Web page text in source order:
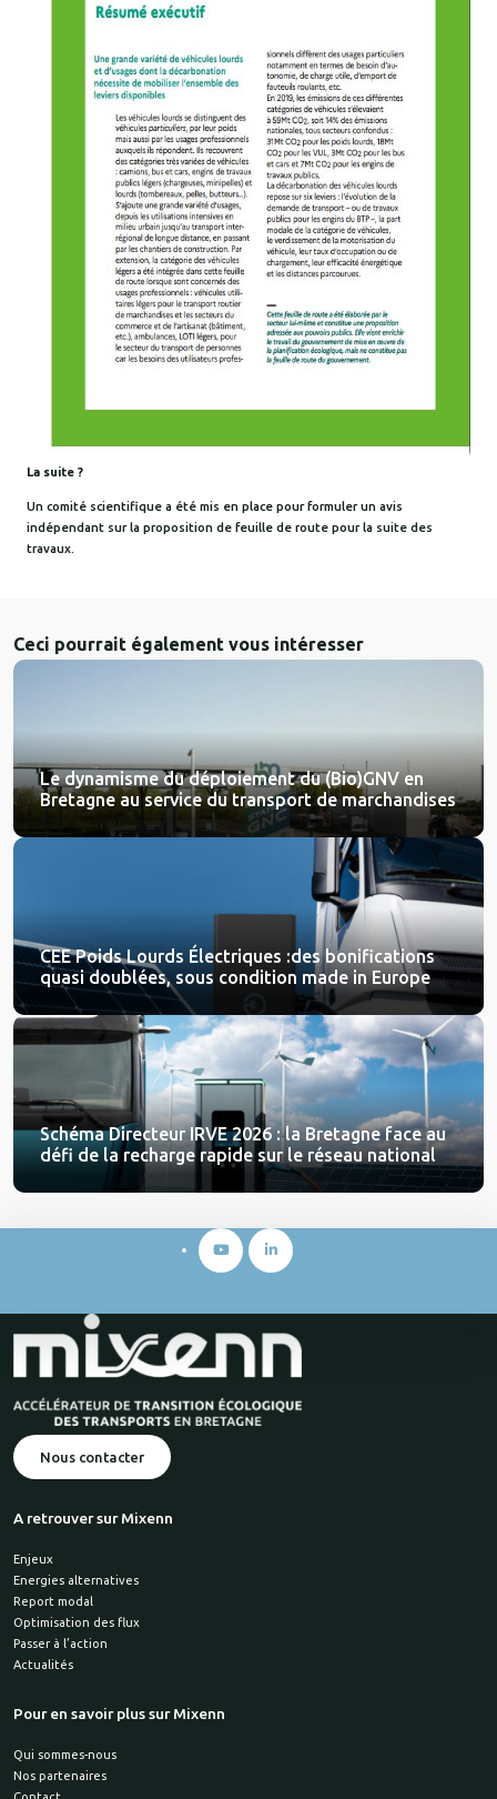
La suite ?
Un comité scientifique a été mis en place pour formuler un avis
indépendant sur la proposition de feuille de route pour la suite des
travaux.
Ceci pourrait également vous intéresser
Le dynamisme du déploiement du (Bio)GNV en
Bretagne au service du transport de marchandises
CEE Poids Lourds Électriques :des bonifications
quasi doublées, sous condition made in Europe
Schéma Directeur IRVE 2026 : la Bretagne face au
défi de la recharge rapide sur le réseau national
Nous contacter
A retrouver sur Mixenn
Enjeux
Energies alternatives
Report modal
Optimisation des flux
Passer à l’action
Actualités
Pour en savoir plus sur Mixenn
Qui sommes-nous
Nos partenaires